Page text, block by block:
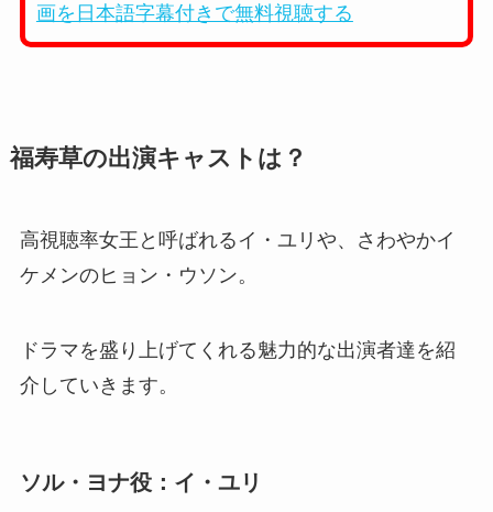
画を日本語字幕付きで無料視聴する
福寿草の出演キャストは？
高視聴率女王と呼ばれるイ・ユリや、さわやかイ
ケメンのヒョン・ウソン。
ドラマを盛り上げてくれる魅力的な出演者達を紹
介していきます。
ソル・ヨナ役：イ・ユリ